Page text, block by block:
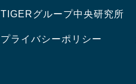
TIGERグループ中央研究所
プライバシーポリシー